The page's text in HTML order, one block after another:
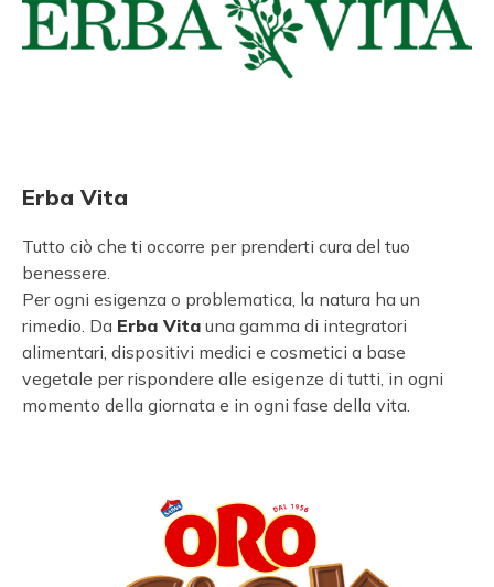
Erba Vita
Tutto ciò che ti occorre per prenderti cura del tuo
benessere.
Per ogni esigenza o problematica, la natura ha un
rimedio. Da Erba Vita una gamma di integratori
alimentari, dispositivi medici e cosmetici a base
vegetale per rispondere alle esigenze di tutti, in ogni
momento della giornata e in ogni fase della vita.